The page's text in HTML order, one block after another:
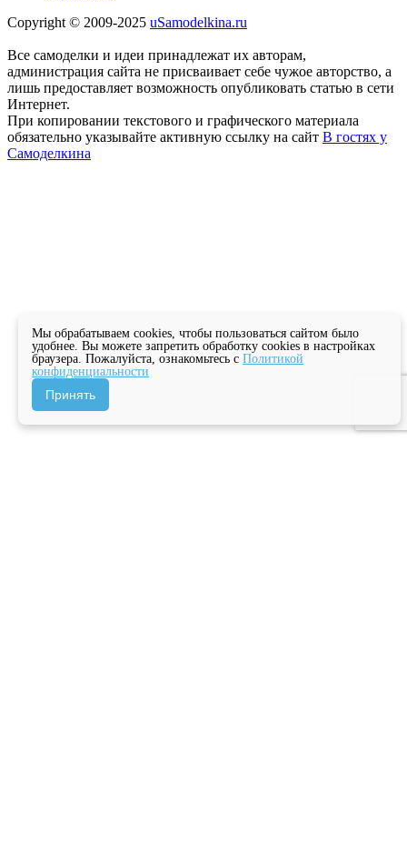
Copyright © 2009-2025 uSamodelkina.ru
Все самоделки и идеи принадлежат их авторам,
администрация сайта не присваивает себе чужое авторство, а
лишь предоставляет возможность опубликовать статью в сети
Интернет.
При копировании текстового и графического материала
обязательно указывайте активную ссылку на сайт В гостях у
Самоделкина
Мы обрабатываем cookies, чтобы пользоваться сайтом было
удобнее. Вы можете запретить обработку cookies в настройках
браузера. Пожалуйста, ознакомьтесь с Политикой
конфиденциальности
Принять